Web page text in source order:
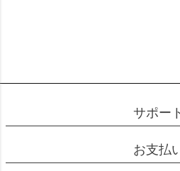
サポー
お支払